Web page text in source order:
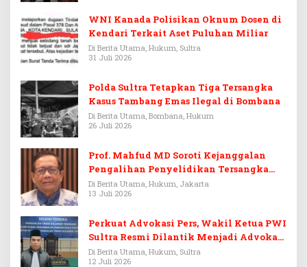
WNI Kanada Polisikan Oknum Dosen di
Kendari Terkait Aset Puluhan Miliar
Di Berita Utama, Hukum, Sultra
31 Juli 2026
Polda Sultra Tetapkan Tiga Tersangka
Kasus Tambang Emas Ilegal di Bombana
Di Berita Utama, Bombana, Hukum
26 Juli 2026
Prof. Mahfud MD Soroti Kejanggalan
Pengalihan Penyelidikan Tersangka
Febrie Adriansyah
Di Berita Utama, Hukum, Jakarta
13 Juli 2026
Perkuat Advokasi Pers, Wakil Ketua PWI
Sultra Resmi Dilantik Menjadi Advokat
PERADI
Di Berita Utama, Hukum, Sultra
12 Juli 2026